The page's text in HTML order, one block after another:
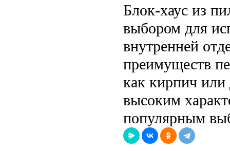
Блок-хаус из
выбором для
внутренней
преимуществ
как кирпич или
высоким
популярным